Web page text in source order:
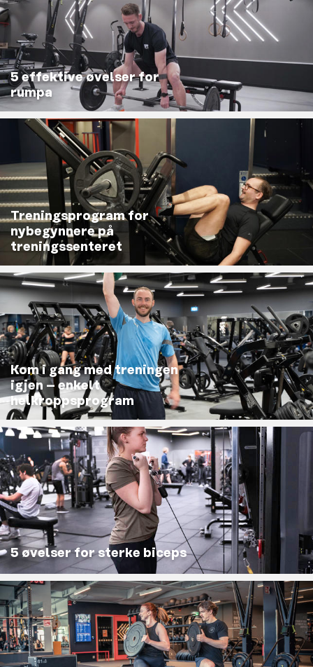
5 effektive øvelser for
rumpa
Treningsprogram for
nybegynnere på
treningssenteret
Kom i gang med treningen
igjen – enkelt
helkroppsprogram
5 øvelser for sterke biceps